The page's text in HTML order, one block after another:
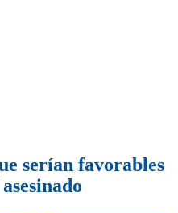
serían favorables